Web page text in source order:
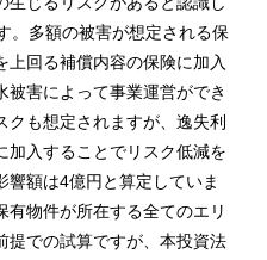
。多額の被害が想定される保
回る補償内容の保険に加入
被害によって事業運営ができ
も想定されますが、逸失利
加入することでリスク低減を
響額は4億円と算定していま
物件が所在する全てのエリ
提での試算ですが、本投資法